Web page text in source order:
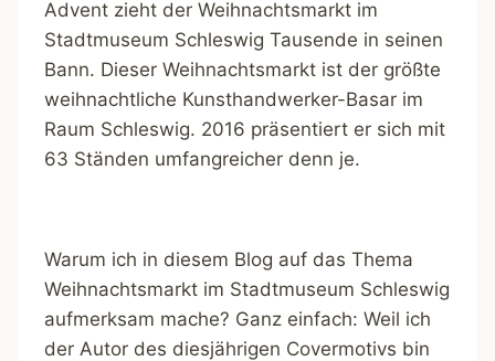
Advent zieht der Weihnachtsmarkt im
Stadtmuseum Schleswig Tausende in seinen
Bann. Dieser Weihnachtsmarkt ist der größte
weihnachtliche Kunsthandwerker-Basar im
Raum Schleswig. 2016 präsentiert er sich mit
63 Ständen umfangreicher denn je.
Warum ich in diesem Blog auf das Thema
Weihnachtsmarkt im Stadtmuseum Schleswig
aufmerksam mache? Ganz einfach: Weil ich
der Autor des diesjährigen Covermotivs bin